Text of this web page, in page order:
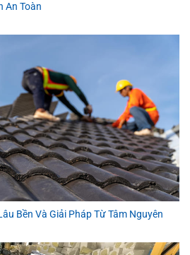
An Toàn
Bền Và Giải Pháp Từ Tâm Nguyên